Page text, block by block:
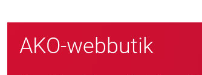
AKO-webbutik